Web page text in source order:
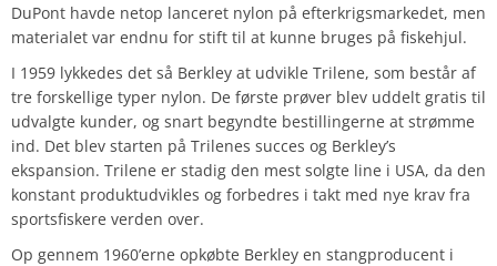
DuPont havde netop lanceret nylon på efterkrigsmarkedet, men
materialet var endnu for stift til at kunne bruges på fiskehjul.
I 1959 lykkedes det så Berkley at udvikle Trilene, som består af
tre forskellige typer nylon. De første prøver blev uddelt gratis til
udvalgte kunder, og snart begyndte bestillingerne at strømme
ind. Det blev starten på Trilenes succes og Berkley’s
ekspansion. Trilene er stadig den mest solgte line i USA, da den
konstant produktudvikles og forbedres i takt med nye krav fra
sportsfiskere verden over.
Op gennem 1960’erne opkøbte Berkley en stangproducent i